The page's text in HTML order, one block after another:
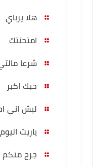
هلا يرباي
امتحنتك
شرعا
حبك اكبر
ليش اني
ياريت اليوم
جرح منكم